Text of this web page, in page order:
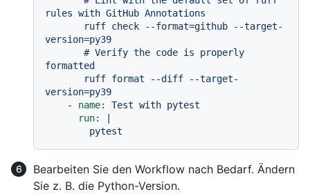
rules with GitHub Annotations
version=py39
formatted
-
name: Test with pytest
run:
Bearbeiten Sie den Workflow nach Bedarf. Ändern
Sie z. B. die Python-Version.